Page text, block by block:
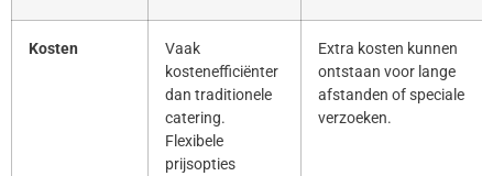
Kosten
Vaak
kostenefficiënter
dan traditionele
catering.
Flexibele
prijsopties
Extra kosten kunnen
ontstaan voor lange
afstanden of speciale
verzoeken.